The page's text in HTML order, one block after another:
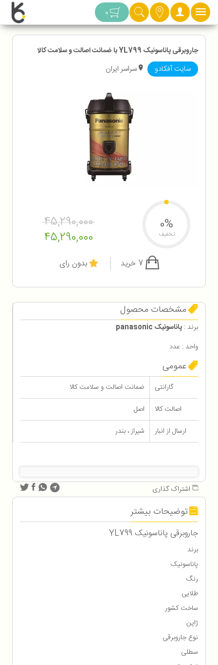
دسته بندی 0
جاروبرقی پاناسونیک YL799 با ضمانت اصالت و سلامت کالا
سایت آفکادو سراسر ایران
45,290,000
45,290,000
0%
تخفیف
7 خرید بدون رای
مشخصات محصول
برند : پاناسونیک panasonic
واحد : عدد
عمومی
گارانتی
ضمانت اصالت و سلامت کالا
اصالت کالا
اصل
ارسال از انبار
شیراز ، بندر
اشتراک گذاری
توضیحات بیشتر
جاروبرقی پاناسونیک YL799
برند
پاناسونیک
رنگ
طلایی
ساخت کشور
ژاپن
نوع جاروبرقی
سطلی